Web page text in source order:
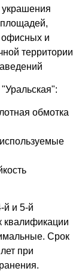
площадей,
офисных и
территории
обмотка
й и 5-й
квалификации
Срок
при